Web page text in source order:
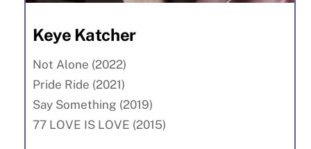
Keye Katcher
Not Alone (2022)
Pride Ride (2021)
Say Something (2019)
77 LOVE IS LOVE (2015)